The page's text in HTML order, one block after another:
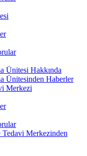
Ünitesi Hakkında
Ünitesinden Haberler
Merkezi
Tedavi Merkezinden